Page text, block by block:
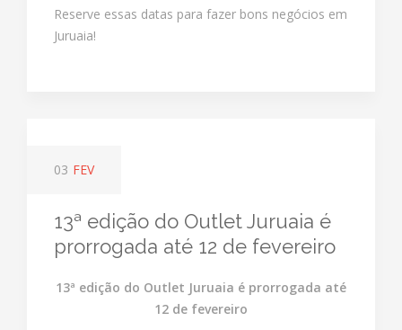
Reserve essas datas para fazer bons negócios em
Juruaia!
03 FEV
13ª edição do Outlet Juruaia é
prorrogada até 12 de fevereiro
13ª edição do Outlet Juruaia é prorrogada até
12 de fevereiro